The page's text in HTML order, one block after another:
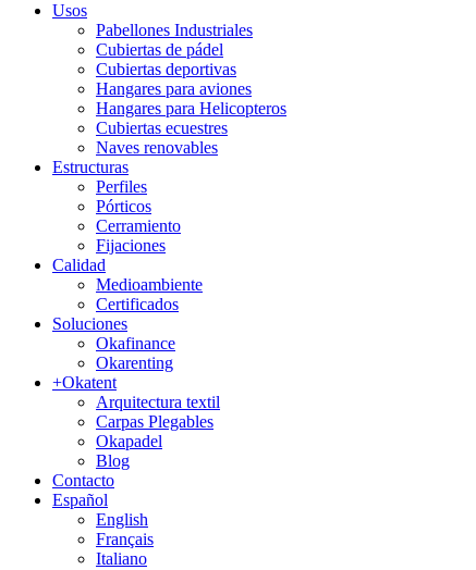
Usos
Pabellones Industriales
Cubiertas de pádel
Cubiertas deportivas
Hangares para aviones
Hangares para Helicopteros
Cubiertas ecuestres
Naves renovables
Estructuras
Perfiles
Pórticos
Cerramiento
Fijaciones
Calidad
Medioambiente
Certificados
Soluciones
Okafinance
Okarenting
+Okatent
Arquitectura textil
Carpas Plegables
Okapadel
Blog
Contacto
Español
English
Français
Italiano